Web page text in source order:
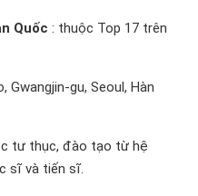
Quốc : thuộc Top 17 trên
Gwangjin-gu, Seoul, Hàn
tư thục, đào tạo từ hệ
sĩ và tiến sĩ.